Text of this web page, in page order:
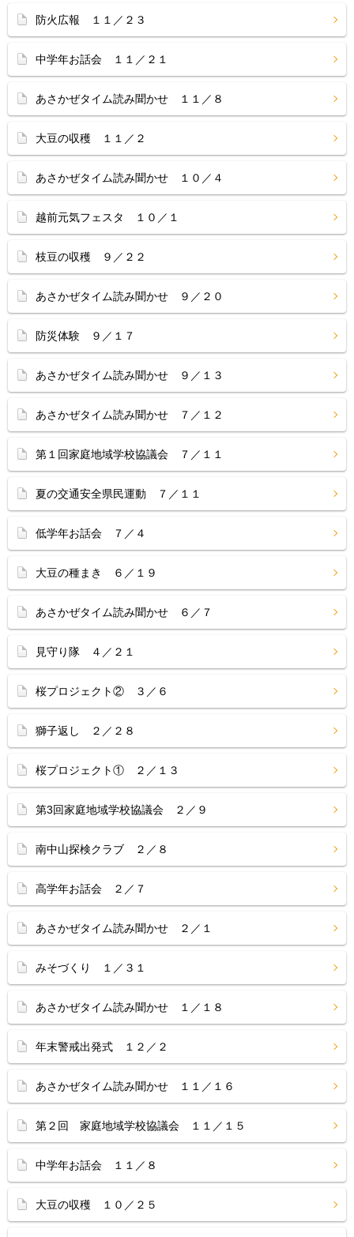
防火広報 １１／２３
中学年お話会 １１／２１
あさかぜタイム読み聞かせ １１／８
大豆の収穫 １１／２
あさかぜタイム読み聞かせ １０／４
越前元気フェスタ １０／１
枝豆の収穫 ９／２２
あさかぜタイム読み聞かせ ９／２０
防災体験 ９／１７
あさかぜタイム読み聞かせ ９／１３
あさかぜタイム読み聞かせ ７／１２
第１回家庭地域学校協議会 ７／１１
夏の交通安全県民運動 ７／１１
低学年お話会 ７／４
大豆の種まき ６／１９
あさかぜタイム読み聞かせ ６／７
見守り隊 ４／２１
桜プロジェクト② ３／６
獅子返し ２／２８
桜プロジェクト① ２／１３
第3回家庭地域学校協議会 ２／９
南中山探検クラブ ２／８
高学年お話会 ２／７
あさかぜタイム読み聞かせ ２／１
みそづくり １／３１
あさかぜタイム読み聞かせ １／１８
年末警戒出発式 １２／２
あさかぜタイム読み聞かせ １１／１６
第２回 家庭地域学校協議会 １１／１５
中学年お話会 １１／８
大豆の収穫 １０／２５